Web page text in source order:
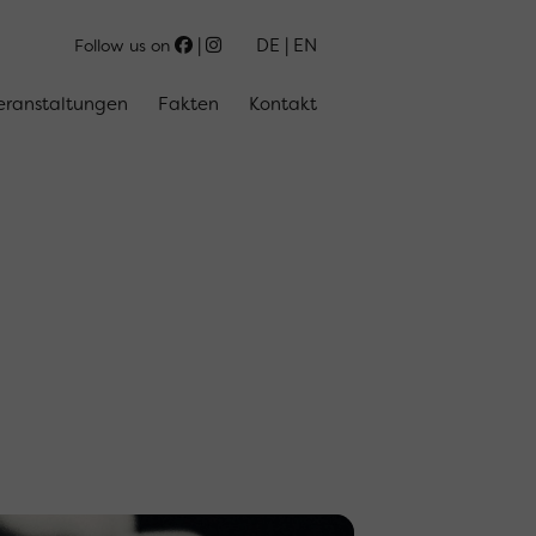
Follow us on DE EN
Fakten Kontakt